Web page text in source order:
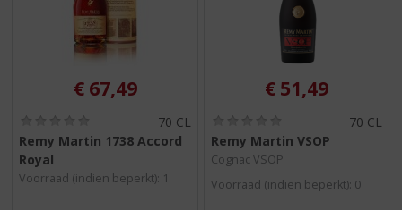
€ 67,49
,
/
70 CL
Remy Martin 1738 Accord
Royal
Voorraad (indien beperkt): 1
€ 51,49
,
5
70 CL
Remy Martin VSOP
Cognac VSOP
Voorraad (indien beperkt): 0